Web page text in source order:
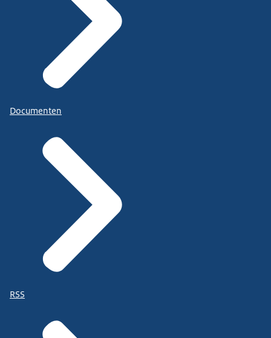
Documenten
RSS